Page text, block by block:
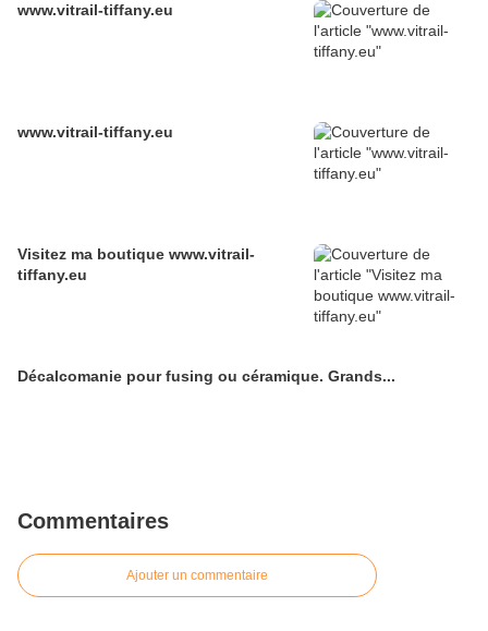
www.vitrail-tiffany.eu
www.vitrail-tiffany.eu
Visitez ma boutique www.vitrail-
tiffany.eu
Décalcomanie pour fusing ou céramique. Grands...
Commentaires
Ajouter un commentaire